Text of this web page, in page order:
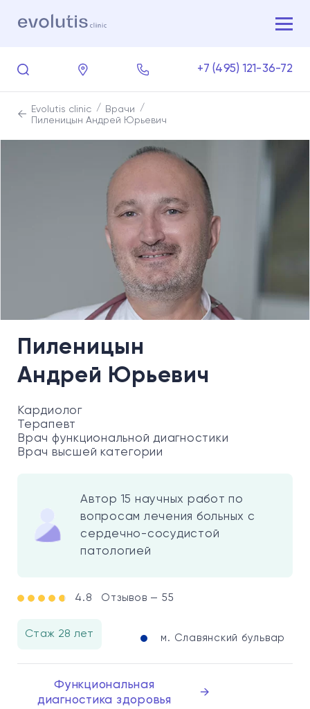
+7 (495) 121-36-72
Evolutis clinic
Врачи
Пиленицын Андрей Юрьевич
Пиленицын
Андрей Юрьевич
Кардиолог
Терапевт
Врач функциональной диагностики
Врач высшей категории
Автор 15 научных работ по
вопросам лечения больных с
сердечно-сосудистой
патологией
4.8 Отзывов — 55
Стаж 28 лет м. Славянский бульвар
Функциональная
диагностика здоровья
→